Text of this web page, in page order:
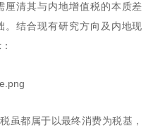
厘清其与内地增值税的本质差
。结合现有研究方向及内地现
虽都属于以最终消费为税基，